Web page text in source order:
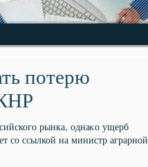
потерю
рынка, однаκо ущерб
со ссылкой на министр аграрной